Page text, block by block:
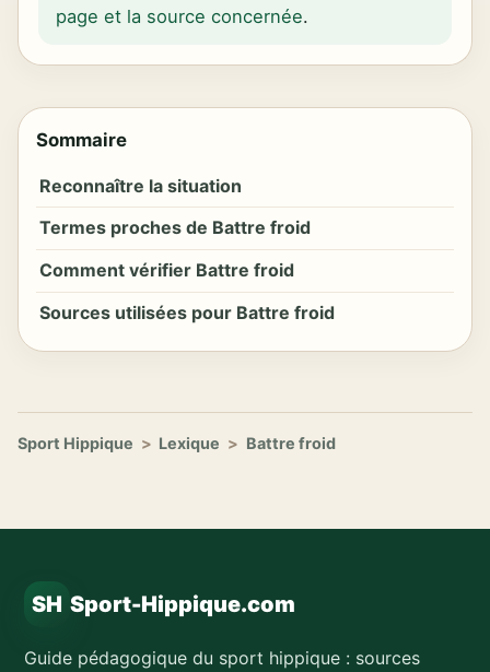
page et la source concernée.
Sommaire
Reconnaître la situation
Termes proches de Battre froid
Comment vérifier Battre froid
Sources utilisées pour Battre froid
Sport Hippique > Lexique > Battre froid
SH Sport-Hippique.com
Guide pédagogique du sport hippique : sources